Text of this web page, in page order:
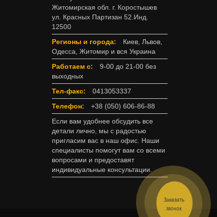
Житомирская обл. г. Коростышев
ул. Красных Партизан 52.Инд.
12500
Регионы и города:
Киев, Львов,
Одесса, Житомир и вся Украина
Работаем с:
9-00 до 21-00 без
выходных
Тел-факс:
0413053337
Телефон:
+38 (050) 606-86-88
Если вам удобнее обсудить все
детали лично, мы с радостью
пригласим вас в наш офис. Наши
специалисты помогут вам со всеми
вопросами и предоставят
индивидуальные консультации.
Заказать
звонок